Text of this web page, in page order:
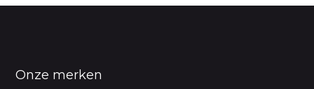
Onze merken